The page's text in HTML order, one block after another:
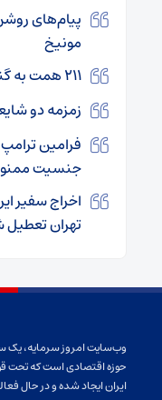
پیام‌های
مونیخ
۲۱۱ همت به گندمکاران پرداخت شد
زمزمه دو
فرامین
جنسیت
اخراج سفیر
تهران
وب‌سایت امروز سرمایه، یک
حوزه اقتصادی است که تحت
ایران ایجاد شده و در حال